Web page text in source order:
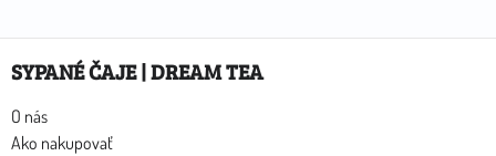
SYPANÉ ČAJE | DREAM TEA
O nás
Ako nakupovať